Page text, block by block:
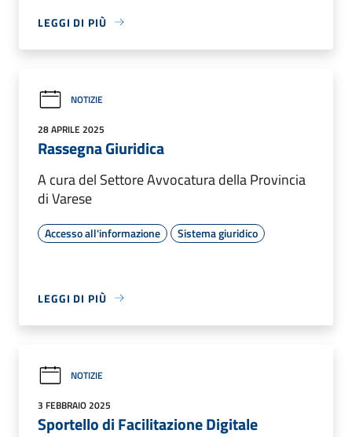
LEGGI DI PIÙ
NOTIZIE
28 APRILE 2025
Rassegna Giuridica
A cura del Settore Avvocatura della Provincia
di Varese
Accesso all'informazione Sistema giuridico
LEGGI DI PIÙ
NOTIZIE
3 FEBBRAIO 2025
Sportello di Facilitazione Digitale